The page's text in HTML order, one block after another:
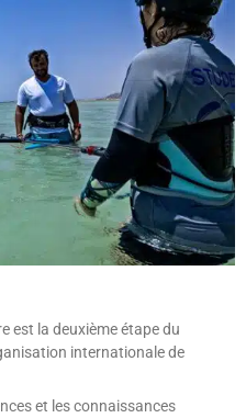
est la deuxième étape du
internationale de
et les connaissances